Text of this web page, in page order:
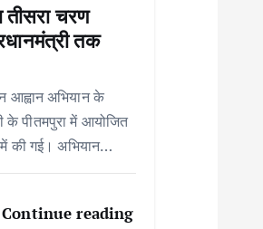
तीसरा चरण
तक
आह्वान अभियान के
के पीतमपुरा में आयोजित
में की गई। अभियान…
Continue reading